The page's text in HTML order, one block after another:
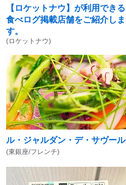
【ロケットナウ】が利用できる
食べログ掲載店舗をご紹介しま
す。
(ロケットナウ)
ル・ジャルダン・デ・サヴール
(東銀座/フレンチ)